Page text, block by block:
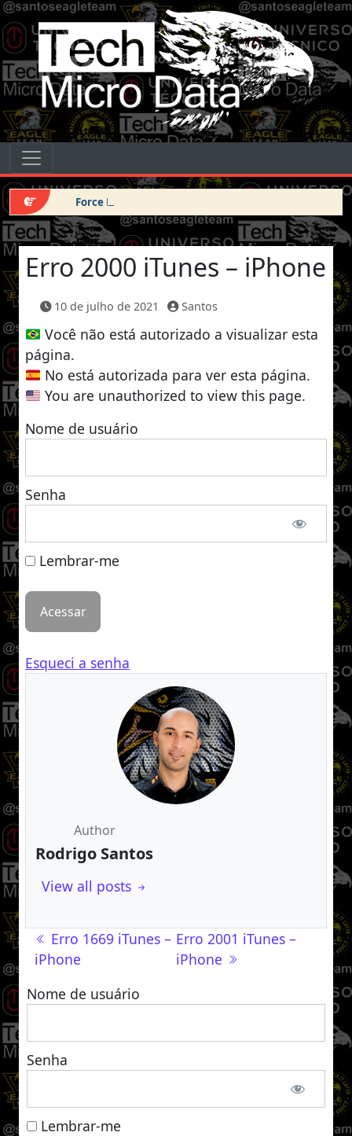
Pular para o conteúdo
Tech Micro Data
Pular para o conteúdo
Navegação principal
Force DFU iPhone 14 Pro Max
Erro 2000 iTunes – iPhone
10 de julho de 2021 Santos
Você não está autorizado a visualizar esta
página.
No está autorizada para ver esta página.
You are unauthorized to view this page.
Nome de usuário
Senha
Lembrar-me
Esqueci a senha
Author
Rodrigo Santos
View all posts
Navegação de post
Erro 1669 iTunes –
iPhone
Erro 2001 iTunes –
iPhone
Nome de usuário
Senha
Lembrar-me